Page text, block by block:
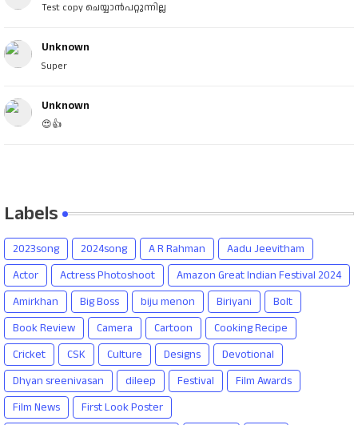
Test copy ചെയ്യാൻപറ്റുന്നില്ല
Unknown
Super
Unknown
😍👍
Labels
2023song 2024song A R Rahman
Aadu Jeevitham
Actor
Actress Photoshoot
Amazon Great Indian Festival 2024
Amirkhan
Big Boss biju menon Biriyani
Bolt
Book Review
Camera Cartoon
Cooking Recipe
Cricket
CSK Culture Designs
Devotional
Dhyan sreenivasan
dileep Festival
Film Awards
Film News
First Look Poster